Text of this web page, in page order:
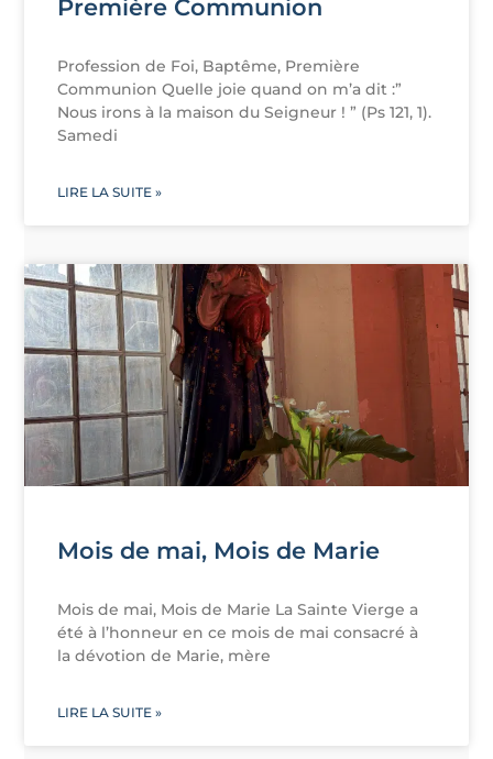
Première Communion
Profession de Foi, Baptême, Première
Communion Quelle joie quand on m’a dit :”
Nous irons à la maison du Seigneur ! ” (Ps 121, 1).
Samedi
LIRE LA SUITE »
Mois de mai, Mois de Marie
Mois de mai, Mois de Marie La Sainte Vierge a
été à l’honneur en ce mois de mai consacré à
la dévotion de Marie, mère
LIRE LA SUITE »